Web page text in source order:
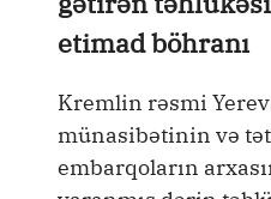
etimad böhranı
Kremlin rəsmi
münasibətinin və
embarqoların